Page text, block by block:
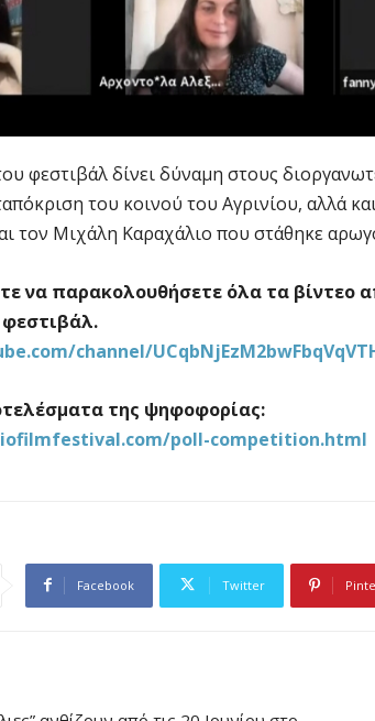
φεστιβάλ δίνει δύναμη στους
του κοινού του Αγρινίου, αλλά
τον Μιχάλη Καραχάλιο που στάθηκε
να παρακολουθήσετε όλα τα βίντεο
channel/
της ψηφοφορίας:
poll-competition.html
Facebook Twitter